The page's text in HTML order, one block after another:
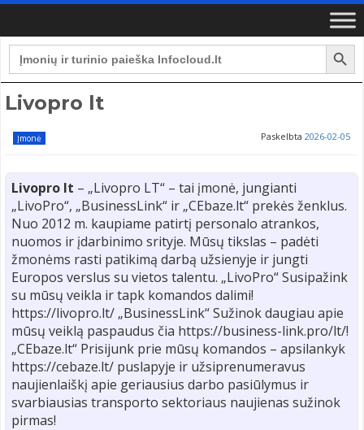
Search
for:
Search Button
Livopro lt
Įmonė Paskelbta 2026-02-05
Livopro lt – „Livopro LT“ – tai įmonė, jungianti
„LivoPro“, „BusinessLink“ ir „CEbaze.lt“ prekės ženklus.
Nuo 2012 m. kaupiame patirtį personalo atrankos,
nuomos ir įdarbinimo srityje. Mūsų tikslas – padėti
žmonėms rasti patikimą darbą užsienyje ir jungti
Europos verslus su vietos talentu. „LivoPro“ Susipažink
su mūsų veikla ir tapk komandos dalimi!
https://livopro.lt/ „BusinessLink“ Sužinok daugiau apie
mūsų veiklą paspaudus čia https://business-link.pro/lt/!
„CEbaze.lt“ Prisijunk prie mūsų komandos – apsilankyk
https://cebaze.lt/ puslapyje ir užsiprenumeravus
naujienlaiškį apie geriausius darbo pasiūlymus ir
svarbiausias transporto sektoriaus naujienas sužinok
pirmas!